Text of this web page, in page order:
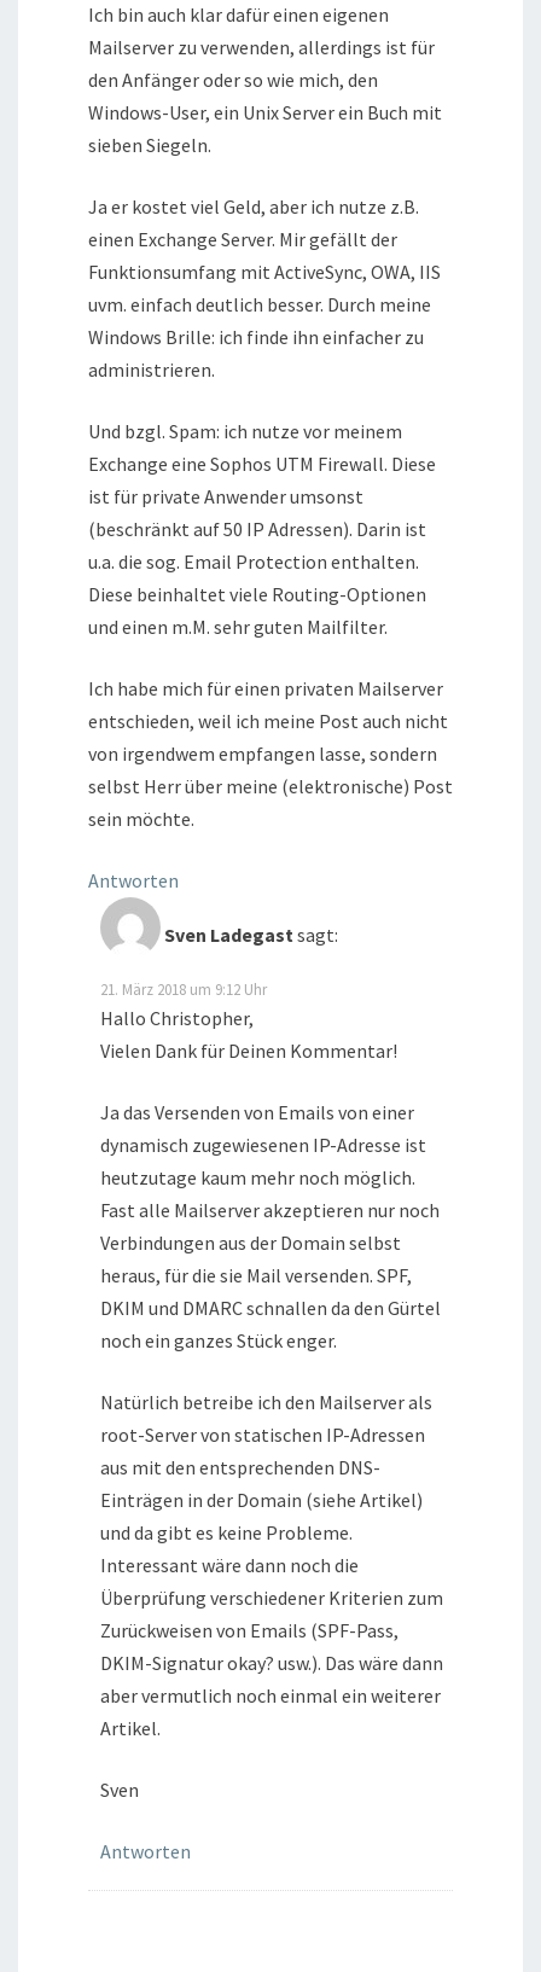
Ich bin auch klar dafür einen eigenen
Mailserver zu verwenden, allerdings ist für
den Anfänger oder so wie mich, den
Windows-User, ein Unix Server ein Buch mit
sieben Siegeln.
Ja er kostet viel Geld, aber ich nutze z.B.
einen Exchange Server. Mir gefällt der
Funktionsumfang mit ActiveSync, OWA, IIS
uvm. einfach deutlich besser. Durch meine
Windows Brille: ich finde ihn einfacher zu
administrieren.
Und bzgl. Spam: ich nutze vor meinem
Exchange eine Sophos UTM Firewall. Diese
ist für private Anwender umsonst
(beschränkt auf 50 IP Adressen). Darin ist
u.a. die sog. Email Protection enthalten.
Diese beinhaltet viele Routing-Optionen
und einen m.M. sehr guten Mailfilter.
Ich habe mich für einen privaten Mailserver
entschieden, weil ich meine Post auch nicht
von irgendwem empfangen lasse, sondern
selbst Herr über meine (elektronische) Post
sein möchte.
Antworten
Sven Ladegast sagt:
21. März 2018 um 9:12 Uhr
Hallo Christopher,
Vielen Dank für Deinen Kommentar!
Ja das Versenden von Emails von einer
dynamisch zugewiesenen IP-Adresse ist
heutzutage kaum mehr noch möglich.
Fast alle Mailserver akzeptieren nur noch
Verbindungen aus der Domain selbst
heraus, für die sie Mail versenden. SPF,
DKIM und DMARC schnallen da den Gürtel
noch ein ganzes Stück enger.
Natürlich betreibe ich den Mailserver als
root-Server von statischen IP-Adressen
aus mit den entsprechenden DNS-
Einträgen in der Domain (siehe Artikel)
und da gibt es keine Probleme.
Interessant wäre dann noch die
Überprüfung verschiedener Kriterien zum
Zurückweisen von Emails (SPF-Pass,
DKIM-Signatur okay? usw.). Das wäre dann
aber vermutlich noch einmal ein weiterer
Artikel.
Sven
Antworten